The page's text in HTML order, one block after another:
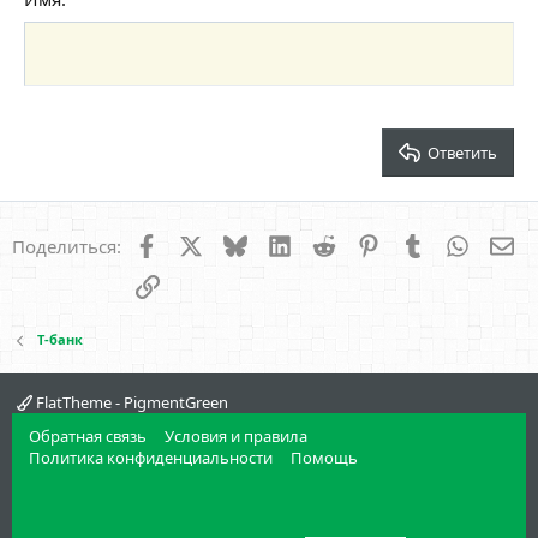
18
Tahoma
Заголовок 3
Ответить
Поделиться: Facebook BlueskyLinkedIn
Reddit PinterestTumblr
Ссылка
Т-банк
FlatTheme - PigmentGreen
Обратная связь
Условия и правила
Политика конфиденциальности
Помощь